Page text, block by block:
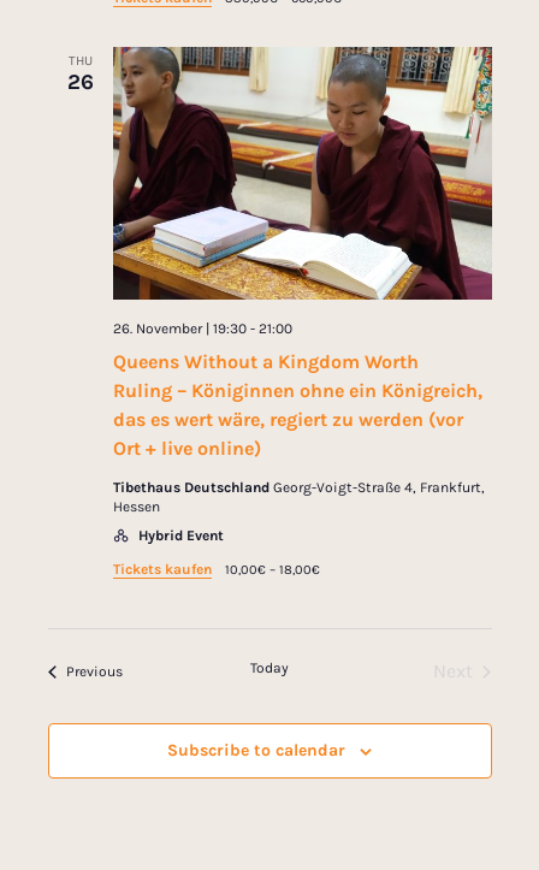
THU
26
Queens Without a Kingdom Worth
Ruling – Königinnen ohne ein Königreich,
das es wert wäre, regiert zu werden (vor
Ort + live online)
26. November | 19:30- 21:00
Tibethaus Deutschland Georg-Voigt-Straße 4, Frankfurt,
Hessen
Hybrid Event
Tickets kaufen
10,00€ – 18,00€
PreviousEvents Today
Next
Subscribe to calendar